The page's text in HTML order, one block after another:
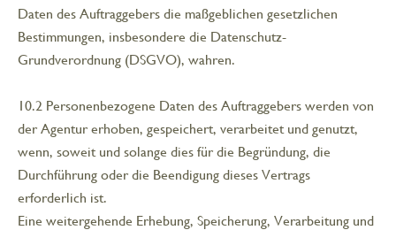
Daten des Auftraggebers die maßgeblichen gesetzlichen
Bestimmungen, insbesondere die Datenschutz-
Grundverordnung (DSGVO), wahren.
10.2 Personenbezogene Daten des Auftraggebers werden von
der Agentur erhoben, gespeichert, verarbeitet und genutzt,
wenn, soweit und solange dies für die Begründung, die
Durchführung oder die Beendigung dieses Vertrags
erforderlich ist.
Eine weitergehende Erhebung, Speicherung, Verarbeitung und